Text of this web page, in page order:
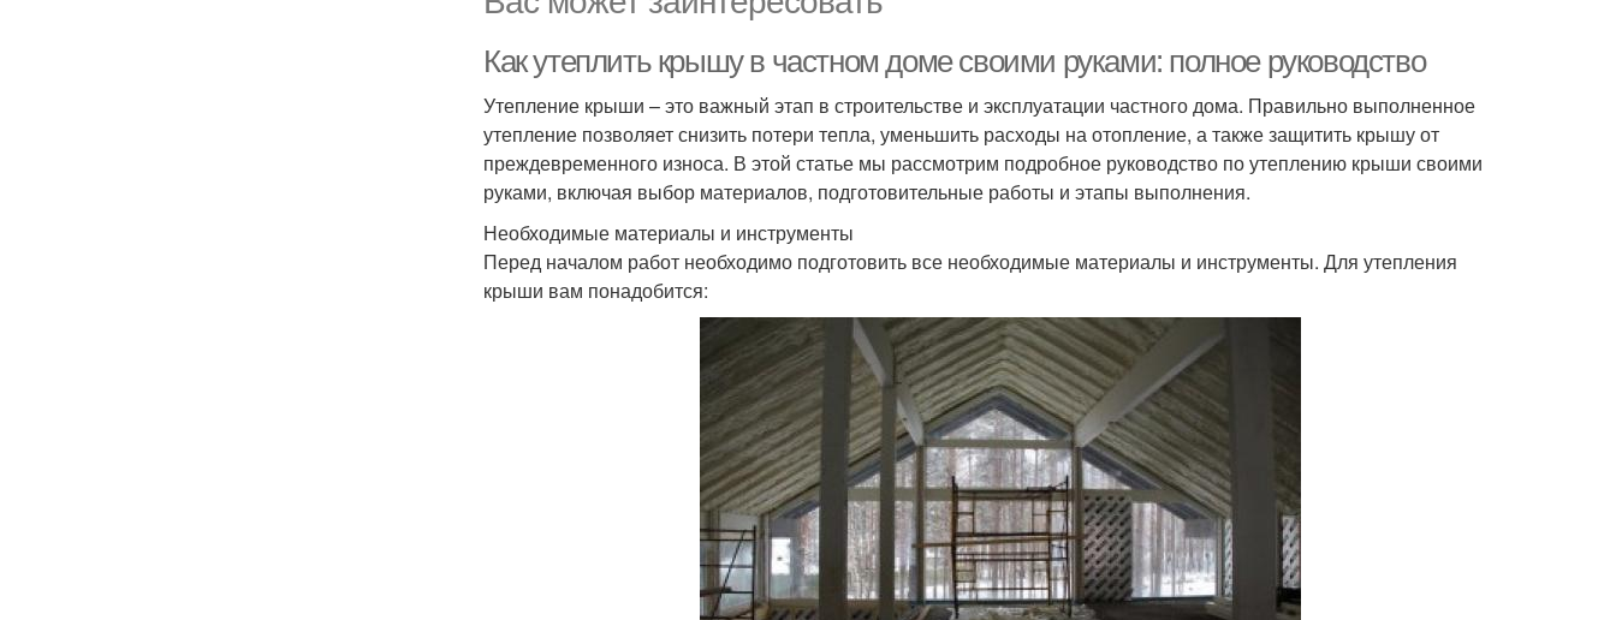
Как утеплить крышу в частном доме своими руками: полное руководство
Утепление крыши – это важный этап в строительстве и эксплуатации частного дома. Правильно выполненное
утепление позволяет снизить потери тепла, уменьшить расходы на отопление, а также защитить крышу от
преждевременного износа. В этой статье мы рассмотрим подробное руководство по утеплению крыши своими
руками, включая выбор материалов, подготовительные работы и этапы выполнения.
Необходимые материалы и инструменты
Перед началом работ необходимо подготовить все необходимые материалы и инструменты. Для утепления
крыши вам понадобится: